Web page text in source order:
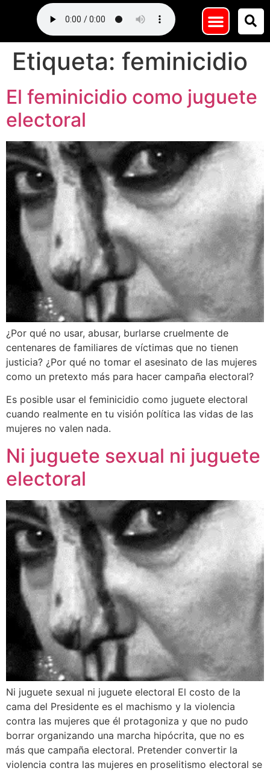
Etiqueta: feminicidio
El feminicidio como juguete
electoral
¿Por qué no usar, abusar, burlarse cruelmente de
centenares de familiares de víctimas que no tienen
justicia? ¿Por qué no tomar el asesinato de las mujeres
como un pretexto más para hacer campaña electoral?
Es posible usar el feminicidio como juguete electoral
cuando realmente en tu visión política las vidas de las
mujeres no valen nada.
Ni juguete sexual ni juguete
electoral
Ni juguete sexual ni juguete electoral El costo de la
cama del Presidente es el machismo y la violencia
contra las mujeres que él protagoniza y que no pudo
borrar organizando una marcha hipócrita, que no es
más que campaña electoral. Pretender convertir la
violencia contra las mujeres en proselitismo electoral se